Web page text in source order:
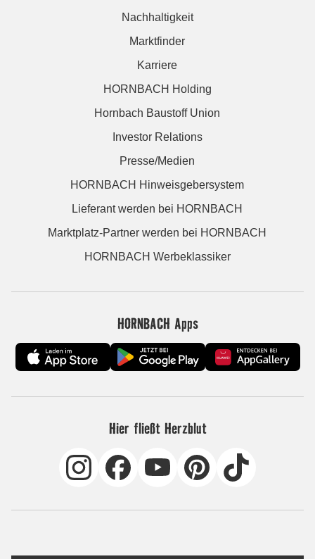
Nachhaltigkeit
Marktfinder
Karriere
HORNBACH Holding
Hornbach Baustoff Union
Investor Relations
Presse/Medien
HORNBACH Hinweisgebersystem
Lieferant werden bei HORNBACH
Marktplatz-Partner werden bei HORNBACH
HORNBACH Werbeklassiker
HORNBACH Apps
Hier fließt Herzblut